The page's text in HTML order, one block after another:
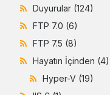
Duyurular (124)
FTP 7.0 (6)
FTP 7.5 (8)
Hayatın İçinden (4)
Hyper-V (19)